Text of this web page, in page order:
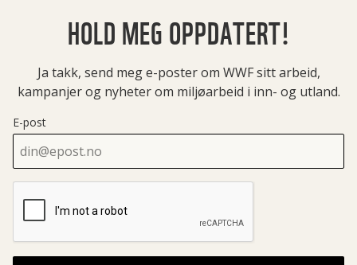
HOLD MEG OPPDATERT!
Ja takk, send meg e-poster om WWF sitt arbeid,
kampanjer og nyheter om miljøarbeid i inn- og utland.
E-post